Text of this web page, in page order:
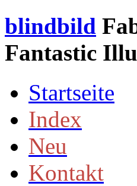
blindbild
Fantastic
Startseite
Index
Neu
Kontakt